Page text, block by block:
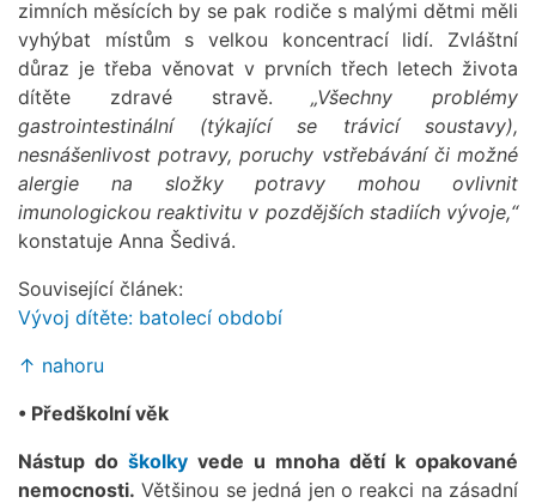
zimních měsících by se pak rodiče s malými dětmi měli
vyhýbat místům s velkou koncentrací lidí. Zvláštní
důraz je třeba věnovat v prvních třech letech života
dítěte zdravé stravě.„Všechny problémy
gastrointestinální (týkající se trávicí soustavy),
nesnášenlivost potravy, poruchy vstřebávání či možné
alergie na složky potravy mohou ovlivnit
imunologickou reaktivitu v pozdějších stadiích vývoje,“
konstatuje Anna Šedivá.
Související článek:
Vývoj dítěte: batolecí období
↑ nahoru
• Předškolní věk
Nástup do školky vede u mnoha dětí k opakované
nemocnosti. Většinou se jedná jen o reakci na zásadní